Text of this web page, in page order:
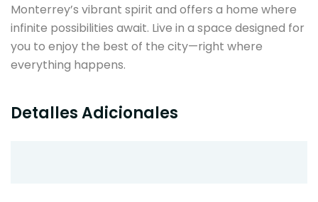
Monterrey’s vibrant spirit and offers a home where
infinite possibilities await. Live in a space designed for
you to enjoy the best of the city—right where
everything happens.
Detalles Adicionales